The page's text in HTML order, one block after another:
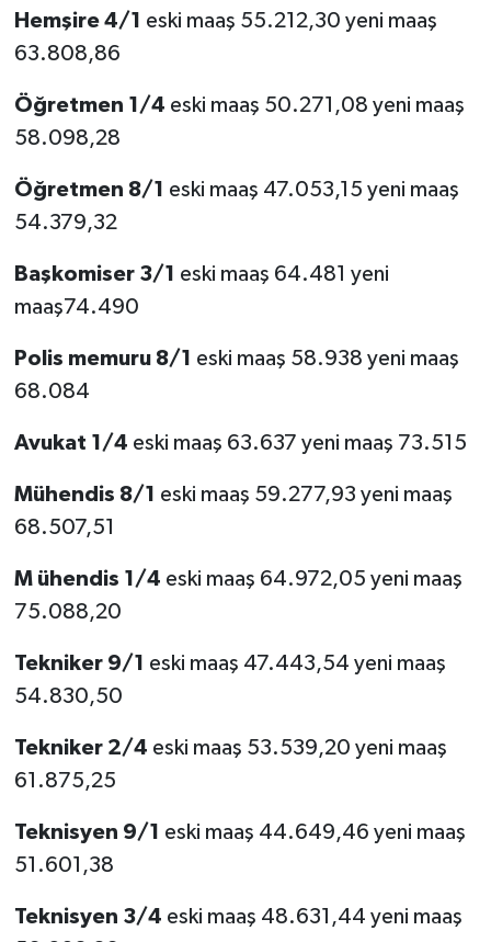
Hemşire 4/1 eski maaş 55.212,30 yeni maaş
63.808,86
Öğretmen 1/4 eski maaş 50.271,08 yeni maaş
58.098,28
Öğretmen 8/1 eski maaş 47.053,15 yeni maaş
54.379,32
Başkomiser 3/1 eski maaş 64.481 yeni
maaş74.490
Polis memuru 8/1 eski maaş 58.938 yeni maaş
68.084
Avukat 1/4 eski maaş 63.637 yeni maaş 73.515
Mühendis 8/1 eski maaş 59.277,93 yeni maaş
68.507,51
M ühendis 1/4 eski maaş 64.972,05 yeni maaş
75.088,20
Tekniker 9/1 eski maaş 47.443,54 yeni maaş
54.830,50
Tekniker 2/4 eski maaş 53.539,20 yeni maaş
61.875,25
Teknisyen 9/1 eski maaş 44.649,46 yeni maaş
51.601,38
Teknisyen 3/4 eski maaş 48.631,44 yeni maaş